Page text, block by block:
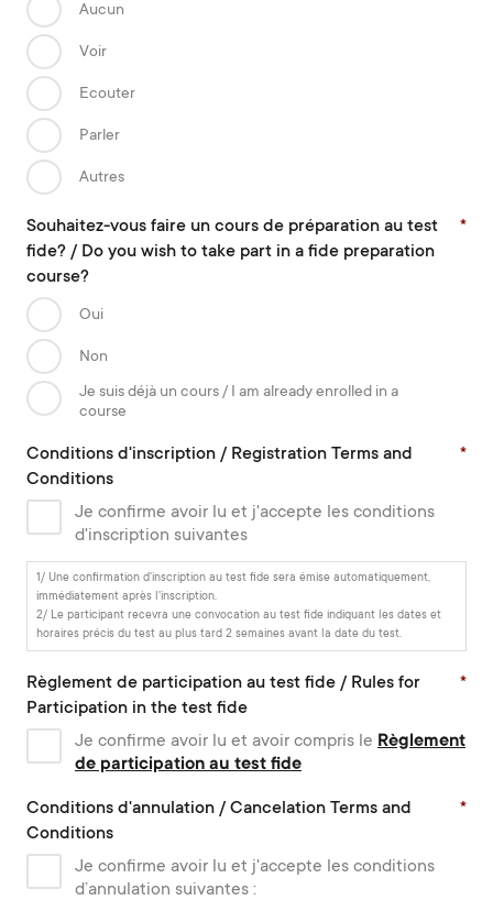
Aucun
Voir
Ecouter
Parler
Autres
Souhaitez-vous faire un cours de préparation au test
fide? / Do you wish to take part in a fide preparation
course?
*
Oui
Non
Je suis déjà un cours / I am already enrolled in a
course
Conditions d'inscription / Registration Terms and
Conditions
*
Je confirme avoir lu et j'accepte les conditions
d'inscription suivantes
1/ Une confirmation d'inscription au test fide sera émise automatiquement,
immédiatement après l'inscription.
2/ Le participant recevra une convocation au test fide indiquant les dates et
horaires précis du test au plus tard 2 semaines avant la date du test.
Règlement de participation au test fide / Rules for
Participation in the test fide
*
Je confirme avoir lu et avoir compris le Règlement
de participation au test fide
Conditions d'annulation / Cancelation Terms and
Conditions
*
Je confirme avoir lu et j'accepte les conditions
d’annulation suivantes :